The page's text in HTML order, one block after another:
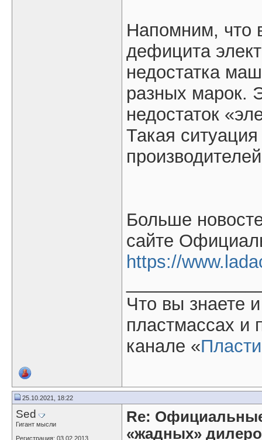
Напомним, что
дефицита
недостатка
разных марок.
недостаток
Такая
Больше
сайте
https://
Что вы знаете
пластмассах и
канале «
25.10.2021, 18:22
Sed
Гигант мысли
Регистрация: 03.02.2013
Re:
«жадных»